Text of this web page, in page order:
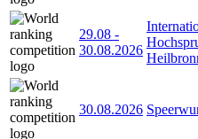
29.08 -
30.08.2026
30.08.2026